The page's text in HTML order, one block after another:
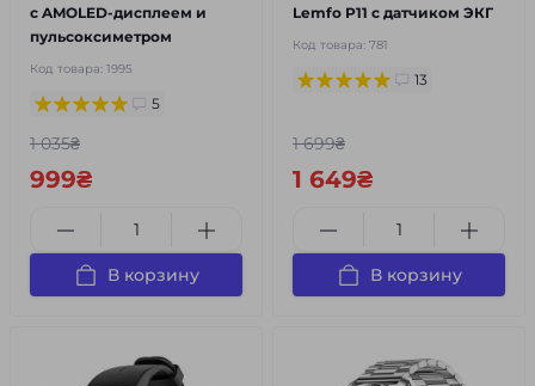
с AMOLED-дисплеем и
пульсоксиметром
Код товара: 1995
5
1 035₴
999₴
В корзину
Lemfo P11 с датчиком ЭКГ
Код товара: 781
13
1 699₴
1 649₴
В корзину